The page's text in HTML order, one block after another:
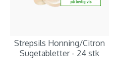
Strepsils Honning/Citron
Sugetabletter - 24 stk